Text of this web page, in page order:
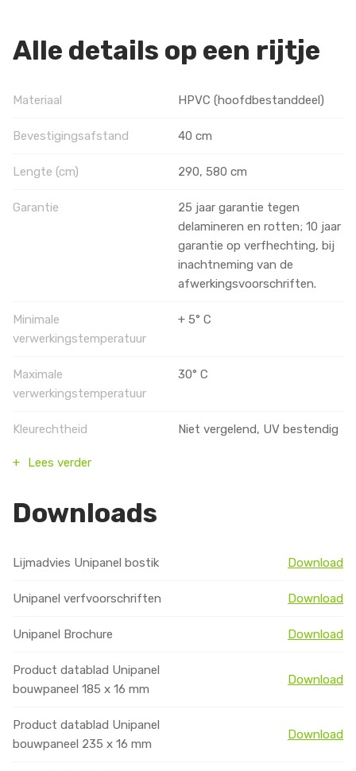
Alle details op een rijtje
Lees verder
Materiaal HPVC (hoofdbestanddeel)
Bevestigingsafstand 40 cm
Lengte (cm) 290, 580 cm
Garantie
25 jaar garantie tegen
delamineren en rotten; 10 jaar
garantie op verfhechting, bij
inachtneming van de
afwerkingsvoorschriften.
Minimale
verwerkingstemperatuur
+ 5° C
Maximale
verwerkingstemperatuur
30° C
Kleurechtheid Niet vergelend, UV bestendig
Vochtopname
Dichtheid
Uitzettingscoefficient
Downloads
Lijmadvies Unipanel bostik Download
Unipanel verfvoorschriften Download
Unipanel Brochure Download
Product datablad Unipanel
bouwpaneel 185 x 16 mm
Download
Product datablad Unipanel
bouwpaneel 235 x 16 mm
Download